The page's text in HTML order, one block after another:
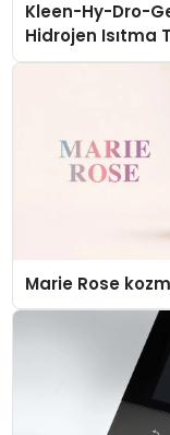
Kleen-Hy-Dro-
Hidrojen Isıtma
Düzenleyici
Marie Rose